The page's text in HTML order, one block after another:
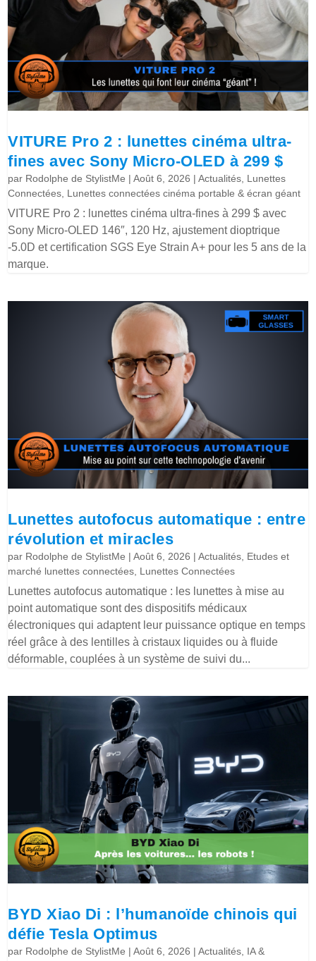
VITURE Pro 2 : lunettes cinéma ultra-
fines avec Sony Micro-OLED à 299 $
par Rodolphe de StylistMe |Août 6, 2026 |Actualités, Lunettes
Connectées, Lunettes connectées cinéma portable & écran géant
VITURE Pro 2 : lunettes cinéma ultra-fines à 299 $ avec
Sony Micro-OLED 146″, 120 Hz, ajustement dioptrique
-5.0D et certification SGS Eye Strain A+ pour les 5 ans de la
marque.
Lunettes autofocus automatique : entre
révolution et miracles
par Rodolphe de StylistMe |Août 6, 2026 |Actualités, Etudes et
marché lunettes connectées, Lunettes Connectées
Lunettes autofocus automatique : les lunettes à mise au
point automatique sont des dispositifs médicaux
électroniques qui adaptent leur puissance optique en temps
réel grâce à des lentilles à cristaux liquides ou à fluide
déformable, couplées à un système de suivi du...
BYD Xiao Di : l’humanoïde chinois qui
défie Tesla Optimus
par Rodolphe de StylistMe |Août 6, 2026 |Actualités, IA &